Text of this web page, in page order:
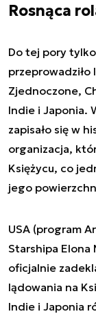
Rosnąca
Do tej pory
przeprowadziło
Zjednoczone,
Indie i Japonia.
zapisało się w
organizacja,
Księżycu, co
jego
USA (program
Starshipa Elona
oficjalnie
lądowania na
Indie i Japonia